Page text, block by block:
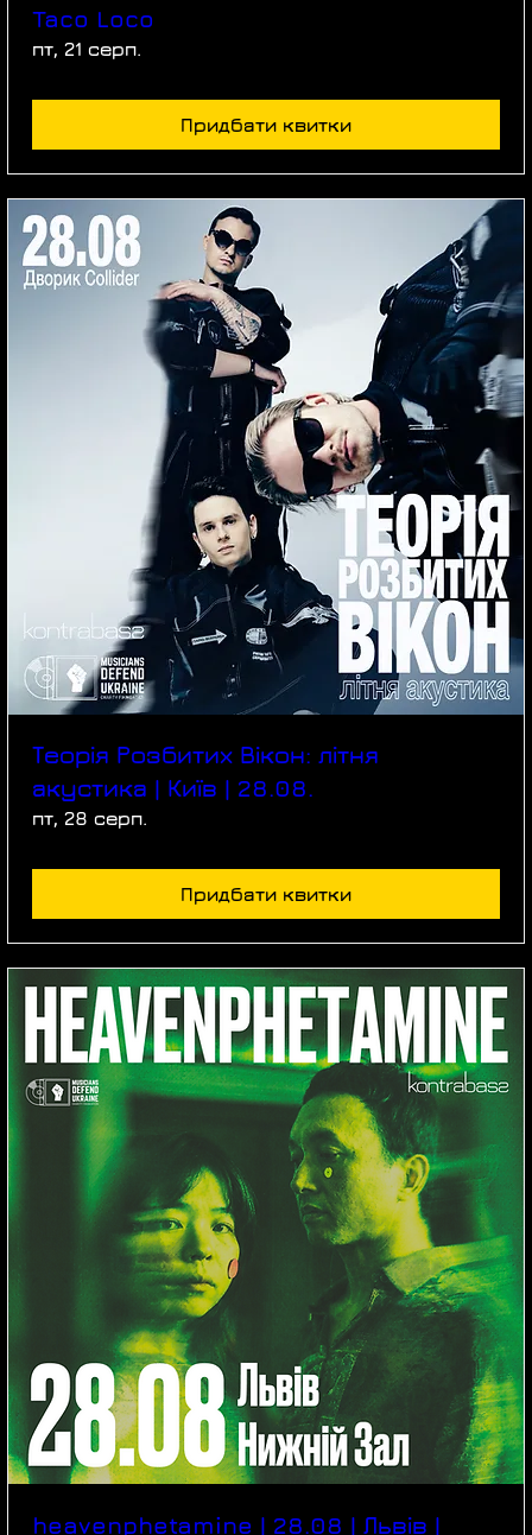
Taco Loco
пт, 21 серп.
Придбати квитки
Теорія Розбитих Вікон: літня
акустика | Київ | 28.08.
пт, 28 серп.
Придбати квитки
heavenphetamine | 28.08 | Львів |